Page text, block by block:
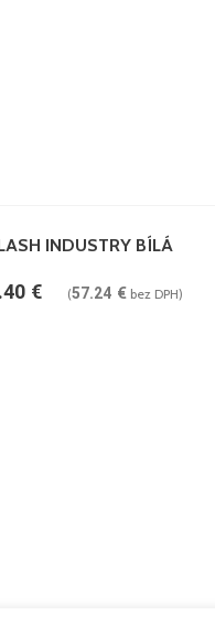
INDUSTRY BÍLÁ
€ (57.24 € bez DPH)